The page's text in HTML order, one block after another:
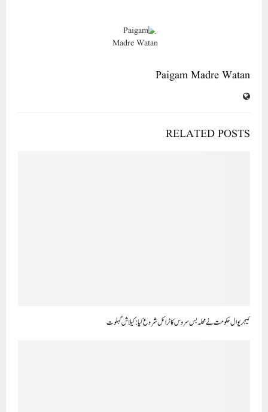
Paigam Madre Watan
RELATED POSTS
کیجریوال حکومت نے محلہ بس سروس کا ٹرائل شروع کیا:کیلاش گہلوت